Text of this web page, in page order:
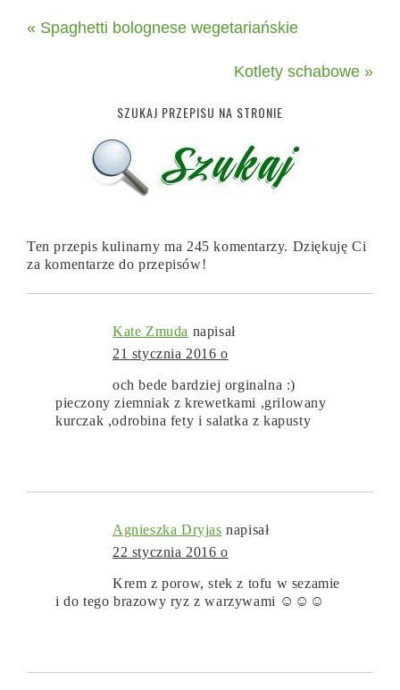
« Spaghetti bolognese wegetariańskie
Kotlety schabowe »
SZUKAJ PRZEPISU NA STRONIE
Ten przepis kulinarny ma 245 komentarzy. Dziękuję Ci
za komentarze do przepisów!
Kate Zmuda napisał
21 stycznia 2016 o
och bede bardziej orginalna :)
pieczony ziemniak z krewetkami ,grilowany
kurczak ,odrobina fety i salatka z kapusty
Agnieszka Dryjas napisał
22 stycznia 2016 o
Krem z porow, stek z tofu w sezamie
i do tego brazowy ryz z warzywami ☺☺☺